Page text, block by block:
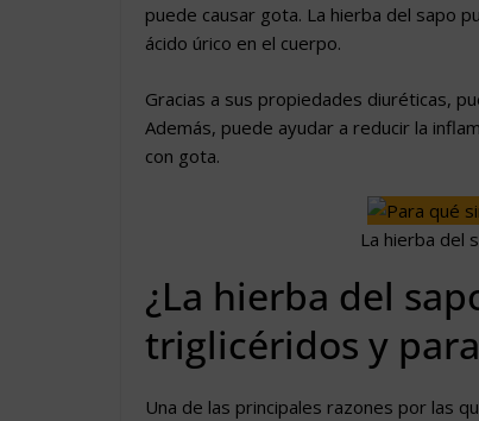
puede causar gota. La hierba del sapo
ácido úrico en el cuerpo.
Gracias a sus propiedades diuréticas,
Además, puede ayudar a reducir la
con gota.
La hierba del
¿La hierba del
triglicéridos y
Una de las principales razones por las